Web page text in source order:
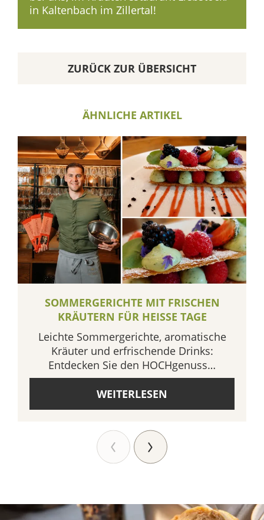
in Kaltenbach im Zillertal!
ZURÜCK ZUR ÜBERSICHT
ÄHNLICHE ARTIKEL
SOMMERGERICHTE MIT FRISCHEN
KRÄUTERN FÜR HEISSE TAGE
Leichte Sommergerichte, aromatische
Kräuter und erfrischende Drinks:
Entdecken Sie den HOCHgenuss…
WEITERLESEN